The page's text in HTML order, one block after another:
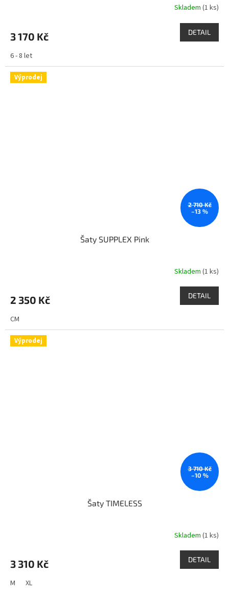
Skladem (1 ks)
3 170 Kč DETAIL
6 - 8 let
Výprodej
2 710 Kč
–13 %
Šaty SUPPLEX Pink
Skladem (1 ks)
2 350 Kč DETAIL
CM
Výprodej
3 710 Kč
–10 %
Šaty TIMELESS
Skladem (1 ks)
3 310 Kč DETAIL
M XL